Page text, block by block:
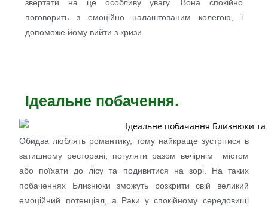
звертати на це особливу увагу. Вона спокійно
поговорить з емоційно налаштованим колегою, і
допоможе йому вийти з кризи.
Ідеальне побачення.
Обидва люблять романтику, тому найкраще зустрітися в
затишному ресторані, погуляти разом вечірнім містом
або поїхати до лісу та подивитися на зорі. На таких
побаченнях Близнюки зможуть розкрити свій великий
емоційний потенціал, а Раки у спокійному середовищі